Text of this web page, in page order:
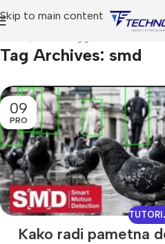
Skip to main content
Tag Archives: smd
09
PRO
Kako radi pametna